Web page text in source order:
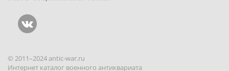
© 2011–2024 antic-war.ru
Интернет каталог военного антиквариата